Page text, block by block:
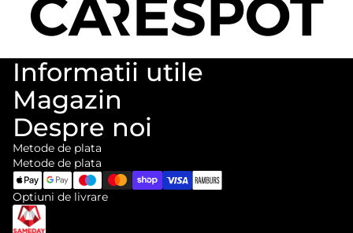
Informatii utile
Magazin
Despre noi
Metode de plata
Metode de plata
Optiuni de livrare